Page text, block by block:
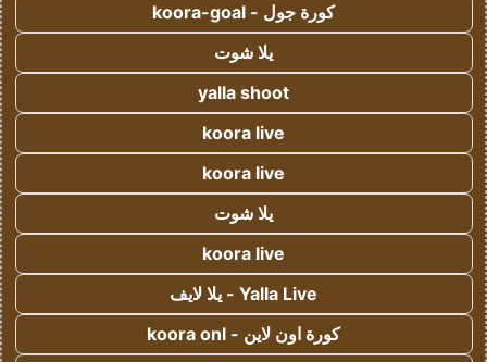
كورة جول - koora-goal
يلا شوت
yalla shoot
koora live
koora live
يلا شوت
koora live
Yalla Live - يلا لايف
كورة اون لاين - koora onl